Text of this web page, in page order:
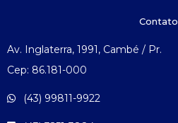
Contato
Av. Inglaterra, 1991, Cambé / Pr.
Cep: 86.181-000
(43) 99811-9922